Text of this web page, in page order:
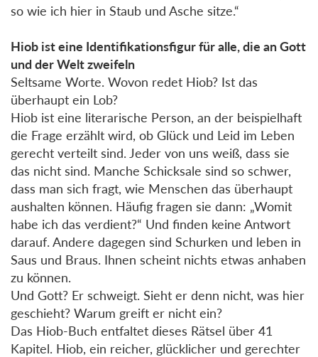
so wie ich hier in Staub und Asche sitze.“
Hiob ist eine Identifikationsfigur für alle, die an Gott
und der Welt zweifeln
Seltsame Worte. Wovon redet Hiob? Ist das
überhaupt ein Lob?
Hiob ist eine literarische Person, an der beispielhaft
die Frage erzählt wird, ob Glück und Leid im Leben
gerecht verteilt sind. Jeder von uns weiß, dass sie
das nicht sind. Manche Schicksale sind so schwer,
dass man sich fragt, wie Menschen das überhaupt
aushalten können. Häufig fragen sie dann: „Womit
habe ich das verdient?“ Und finden keine Antwort
darauf. Andere dagegen sind Schurken und leben in
Saus und Braus. Ihnen scheint nichts etwas anhaben
zu können.
Und Gott? Er schweigt. Sieht er denn nicht, was hier
geschieht? Warum greift er nicht ein?
Das Hiob-Buch entfaltet dieses Rätsel über 41
Kapitel. Hiob, ein reicher, glücklicher und gerechter